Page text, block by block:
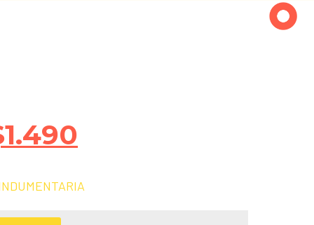
1.490